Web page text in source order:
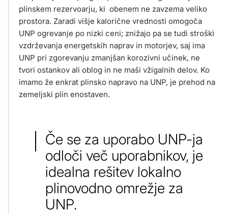
plinskem rezervoarju, ki obenem ne zavzema veliko
prostora. Zaradi višje kalorične vrednosti omogoča
UNP ogrevanje po nizki ceni; znižajo pa se tudi stroški
vzdrževanja energetskih naprav in motorjev, saj ima
UNP pri zgorevanju zmanjšan korozivni učinek, ne
tvori ostankov ali oblog in ne maši vžigalnih delov. Ko
imamo že enkrat plinsko napravo na UNP, je prehod na
zemeljski plin enostaven.
Če se za uporabo UNP-ja
odloči več uporabnikov, je
idealna rešitev lokalno
plinovodno omrežje za
UNP.